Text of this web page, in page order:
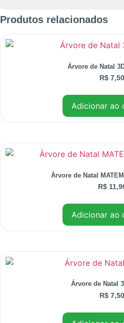
Produtos relacionados
Árvore de Natal
R$ 7,50
Adicionar ao
Àrvore de Natal
R$
Adicionar ao
Árvore de Natal
R$ 7,50